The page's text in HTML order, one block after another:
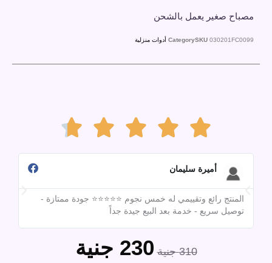
مصباح صغير يعمل بالشحن
SKU 030201FC0099
Category أدوات منزلية





4.7
out
أميرة سليمان
المنتج رائع وتقييمي له خمس نجوم ⭐⭐⭐⭐⭐ جودة ممتازة -
توصيل سريع - خدمة بعد البيع جيدة جداً
310 جنية
السعر
230 جنية